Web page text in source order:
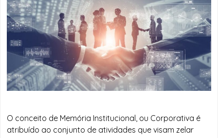
O conceito de Memória Institucional, ou Corporativa é
atribuído ao conjunto de atividades que visam zelar